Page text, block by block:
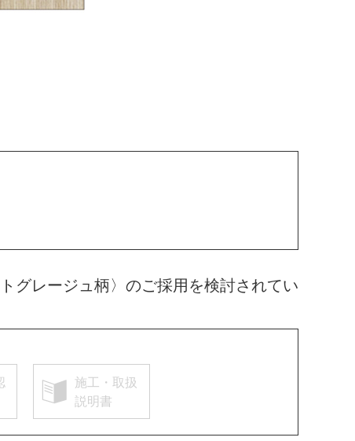
レージュ柄〉のご採用を検討されてい
施工・取扱
説明書